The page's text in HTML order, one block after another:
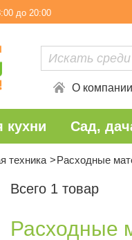
до 20:00
О компании
кухни Сад,
техника Расходные
Всего 1 товар
Расходные